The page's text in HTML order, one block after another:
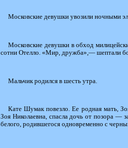
Московские девушки увозили ночными
Московские девушки в обход
сотни Отелло. «Мир, дружба»,— шептали
Мальчик родился в шесть утра.
Кате Шумак повезло. Ее родная мать,
Зоя Николаевна, спасла дочь от позора —
белого, родившегося одновременно с